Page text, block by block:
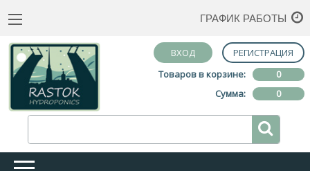
ГРАФИК РАБОТЫ
ВХОД
РЕГИСТРАЦИЯ
Товаров в корзине:
0
Сумма:
0